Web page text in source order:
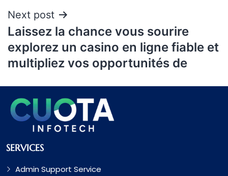
Next post
Laissez la chance vous sourire
explorez un casino en ligne fiable et
multipliez vos opportunités de
SERVICES
Admin Support Service